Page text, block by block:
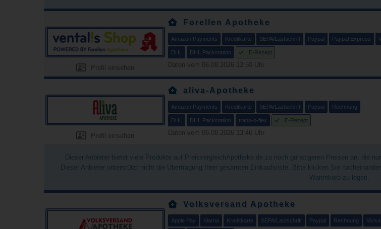
Profil einsehen
Forellen Apotheke
Amazon Payments Kreditkarte SEPA/Lastschrift Paypal Paypal Express
DHL DHL Packstation E-Rezept
Daten vom 06.08.2026 13:50 Uhr
Profil einsehen
aliva-Apotheke
Amazon Payments Kreditkarte SEPA/Lastschrift Paypal Rechnung
DHL DHL Packstation trans-o-flex E-Rezept
Daten vom 06.08.2026 13:46 Uhr
Dieser Anbieter bietet viele Produkte auf PreisvergleichApotheke.de zu noch günstigeren Preisen an, die
Dieser Anbieter unterstützt nicht die Übertragung Ihrer gesamten Einkaufsliste. Bitte klicken Sie
Warenkorb zu legen.
Volksversand Apotheke
Apple Pay Klarna Kreditkarte SEPA/Lastschrift Paypal Rechnung